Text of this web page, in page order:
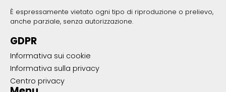
È espressamente vietato ogni tipo di riproduzione o prelievo,
anche parziale, senza autorizzazione.
GDPR
Informativa sui cookie
Informativa sulla privacy
Centro privacy